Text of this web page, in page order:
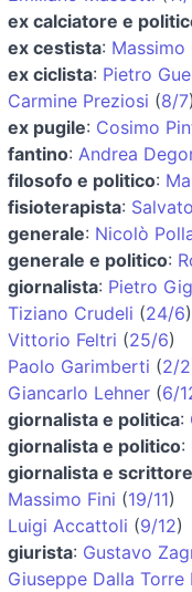
ex calciatore e
ex cestista: Massimo
ex ciclista: Pietro
Carmine Preziosi (8/7)
ex pugile: Cosimo
fantino: Andrea
filosofo e politico:
fisioterapista:
generale: Nicolò
generale e politico:
giornalista: Pietro
Tiziano Crudeli (24/6)
Vittorio Feltri (25/6)
Paolo Garimberti (2/2
Giancarlo Lehner (6/
giornalista e politica:
giornalista e politico:
giornalista e scrittore
Massimo Fini (19/11)
Luigi Accattoli (9/12)
giurista: Gustavo
Giuseppe Dalla